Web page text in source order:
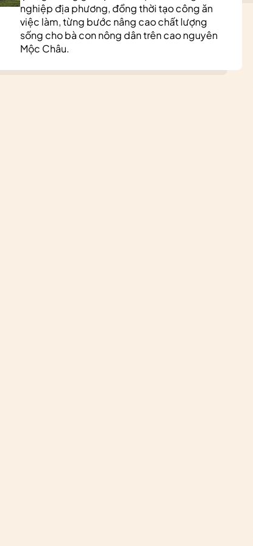
nghiệp địa phương, đồng thời tạo công ăn
việc làm, từng bước nâng cao chất lượng
sống cho bà con nông dân trên cao nguyên
Mộc Châu.